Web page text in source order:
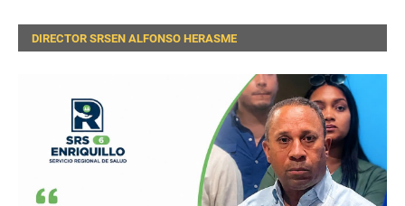
DIRECTOR SRSEN ALFONSO HERASME